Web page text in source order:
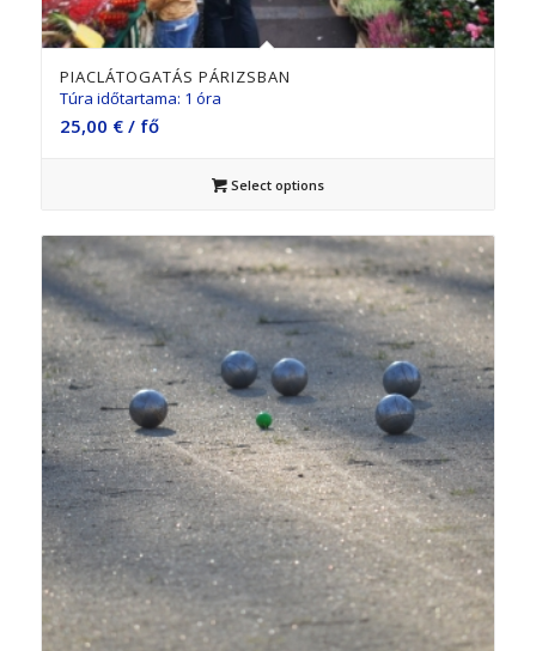
PIACLÁTOGATÁS PÁRIZSBAN
Túra időtartama: 1 óra
25,00 €/ fő
Select options